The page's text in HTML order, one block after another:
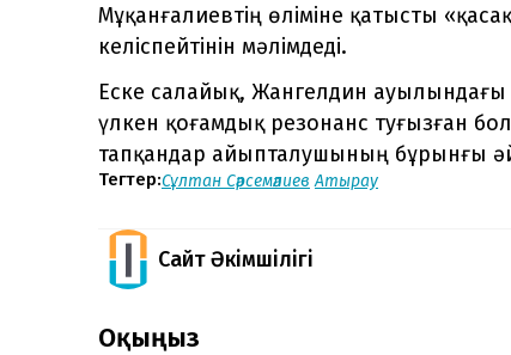
Мұқанғалиевтің өліміне қатысты
келіспейтінін мәлімдеді.
Еске салайық, Жангелдин ауылындағы
үлкен қоғамдық резонанс туғызған
тапқандар айыпталушының бұрынғы
Тегтер:Сұлтан Сәрсемәлиев Атырау
Сайт Әкімшілігі
Оқыңыз